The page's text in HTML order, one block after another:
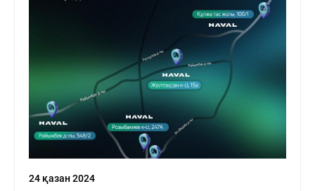
24 қазан 2024